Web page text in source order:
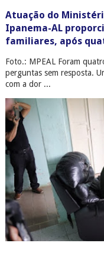
Atuação do
Ipanema-AL
familiares, após
Foto.: MPEAL Foram
perguntas sem resposta.
com a dor ...